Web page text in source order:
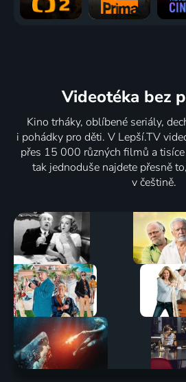
Videotéka bez
Kino trháky, oblíbené seriály,
i pohádky pro děti. V Lepší.TV
přes 15 000 různých filmů a
tak jednoduše najdete přesně
v češtině.